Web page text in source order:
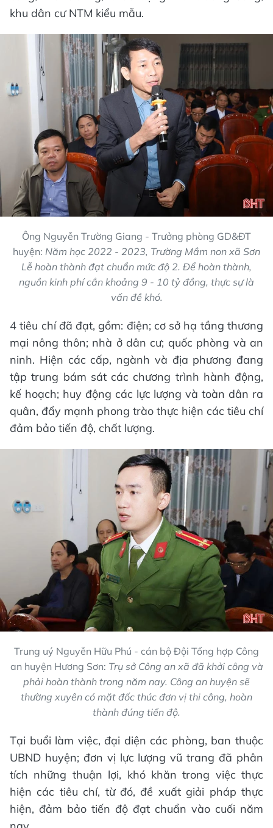
khu dân cư NTM kiểu mẫu.
Ông Nguyễn Trường Giang - Trưởng phòng GD&ĐT
huyện: Năm học 2022 - 2023, Trường Mầm non xã Sơn
Lễ hoàn thành đạt chuẩn mức độ 2. Để hoàn thành,
nguồn kinh phí cần khoảng 9 - 10 tỷ đồng, thực sự là
vấn đề khó.
4 tiêu chí đã đạt, gồm: điện; cơ sở hạ tầng thương
mại nông thôn; nhà ở dân cư; quốc phòng và an
ninh. Hiện các cấp, ngành và địa phương đang
tập trung bám sát các chương trình hành động,
kế hoạch; huy động các lực lượng và toàn dân ra
quân, đẩy mạnh phong trào thực hiện các tiêu chí
đảm bảo tiến độ, chất lượng.
Trung uý Nguyễn Hữu Phú - cán bộ Đội Tổng hợp Công
an huyện Hương Sơn: Trụ sở Công an xã đã khởi công và
phải hoàn thành trong năm nay. Công an huyện sẽ
thường xuyên có mặt đốc thúc đơn vị thi công, hoàn
thành đúng tiến độ.
Tại buổi làm việc, đại diện các phòng, ban thuộc
UBND huyện; đơn vị lực lượng vũ trang đã phân
tích những thuận lợi, khó khăn trong việc thực
hiện các tiêu chí, từ đó, đề xuất giải pháp thực
hiện, đảm bảo tiến độ đạt chuẩn vào cuối năm